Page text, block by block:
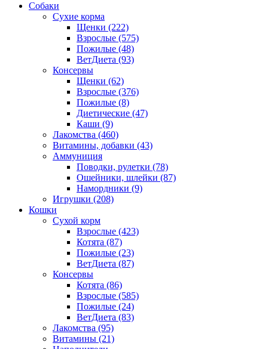
Собаки
Сухие корма
Щенки (222)
Взрослые (575)
Пожилые (48)
ВетДиета (93)
Консервы
Щенки (62)
Взрослые (376)
Пожилые (8)
Диетические (47)
Каши (9)
Лакомства (460)
Витамины, добавки (43)
Аммуниция
Поводки, рулетки (78)
Ошейники, шлейки (87)
Намордники (9)
Игрушки (208)
Кошки
Сухой корм
Взрослые (423)
Котята (87)
Пожилые (23)
ВетДиета (87)
Консервы
Котята (86)
Взрослые (585)
Пожилые (24)
ВетДиета (83)
Лакомства (95)
Витамины (21)